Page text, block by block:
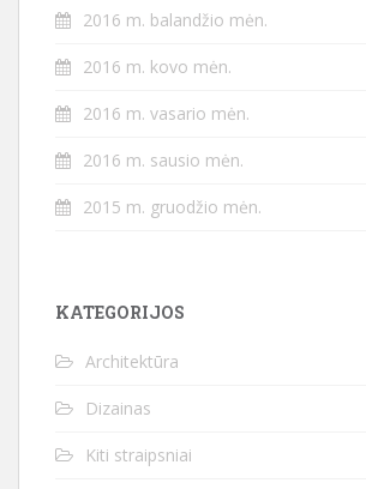
2016 m. balandžio mėn.
2016 m. kovo mėn.
2016 m. vasario mėn.
2016 m. sausio mėn.
2015 m. gruodžio mėn.
KATEGORIJOS
Architektūra
Dizainas
Kiti straipsniai